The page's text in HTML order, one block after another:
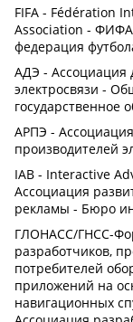
FIFA - Fédération
Association -
федерация
АДЭ - Ассоциация
электросвязи -
государственное
АРПЭ -
производителей
IAB - Interactive
Ассоциация
рекламы - Бюро
ГЛОНАСС/ГНСС-
разработчиков,
потребителей
приложений на
навигационных